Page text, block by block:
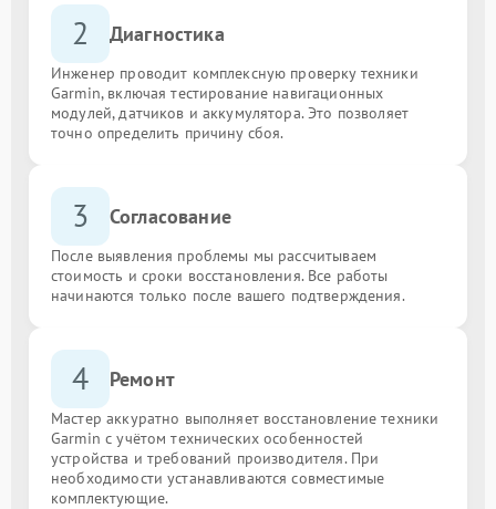
2 Диагностика
Инженер проводит комплексную проверку техники
Garmin, включая тестирование навигационных
модулей, датчиков и аккумулятора. Это позволяет
точно определить причину сбоя.
3 Согласование
После выявления проблемы мы рассчитываем
стоимость и сроки восстановления. Все работы
начинаются только после вашего подтверждения.
4 Ремонт
Мастер аккуратно выполняет восстановление техники
Garmin с учётом технических особенностей
устройства и требований производителя. При
необходимости устанавливаются совместимые
комплектующие.